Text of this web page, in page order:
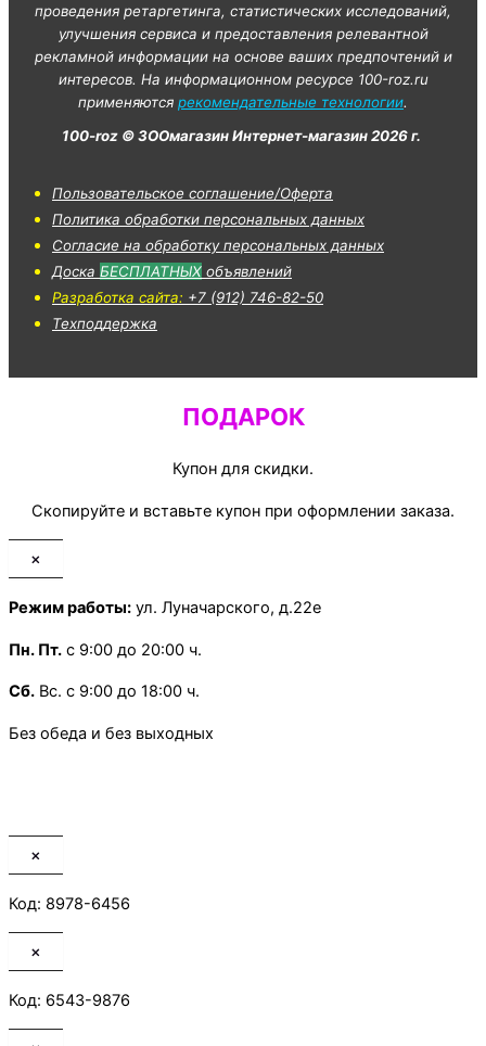
проведения ретаргетинга, статистических исследований,
улучшения сервиса и предоставления релевантной
рекламной информации на основе ваших предпочтений и
интересов. На информационном ресурсе 100-roz.ru
применяются рекомендательные технологии.
100-roz © ЗООмагазин Интернет-магазин 2026 г.
Пользовательское соглашение/Оферта
Политика обработки персональных данных
Согласие на обработку персональных данных
Доска БЕСПЛАТНЫХ объявлений
Разработка сайта: +7 (912) 746-82-50
Техподдержка
ПОДАРОК
Купон для скидки.
Скопируйте и вставьте купон при оформлении заказа.
×
Режим работы: ул. Луначарского, д.22е
Пн. Пт. с 9:00 до 20:00 ч.
Сб. Вс. с 9:00 до 18:00 ч.
Без обеда и без выходных
×
Код: 8978-6456
×
Код: 6543-9876